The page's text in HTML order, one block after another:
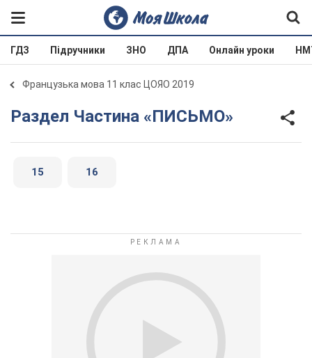
ГДЗ Підручники ЗНО ДПА Онлайн уроки
Французька мова 11 клас ЦОЯО 2019
Раздел Частина «ПИСЬМО»
15 16